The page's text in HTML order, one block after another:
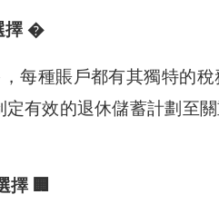
擇 �️
每種賬戶都有其獨特的
有效的退休儲蓄計劃至
擇 🏢